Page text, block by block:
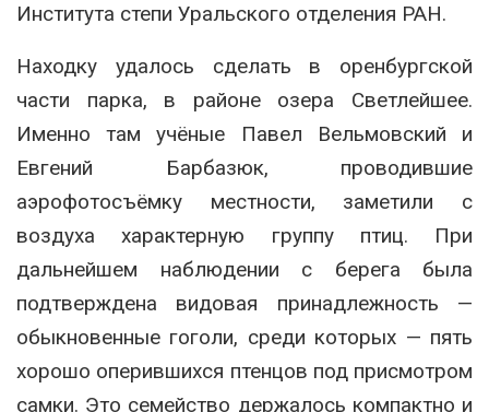
Института степи Уральского отделения РАН.
Находку удалось сделать в оренбургской
части парка, в районе озера Светлейшее.
Именно там учёные Павел Вельмовский и
Евгений Барбазюк, проводившие
аэрофотосъёмку местности, заметили с
воздуха характерную группу птиц. При
дальнейшем наблюдении с берега была
подтверждена видовая принадлежность —
обыкновенные гоголи, среди которых — пять
хорошо оперившихся птенцов под присмотром
самки. Это семейство держалось компактно и